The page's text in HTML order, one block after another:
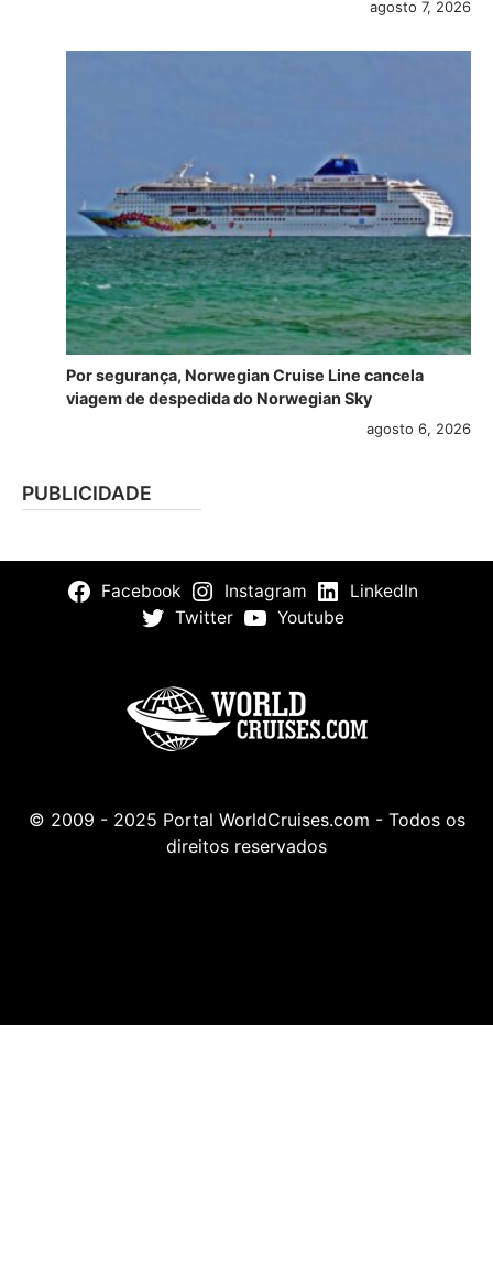
agosto 7, 2026
Por segurança, Norwegian Cruise Line cancela
viagem de despedida do Norwegian Sky
agosto 6, 2026
PUBLICIDADE
Facebook Instagram
LinkedIn
Twitter
Youtube
© 2009 - 2025 Portal WorldCruises.com - Todos os
direitos reservados